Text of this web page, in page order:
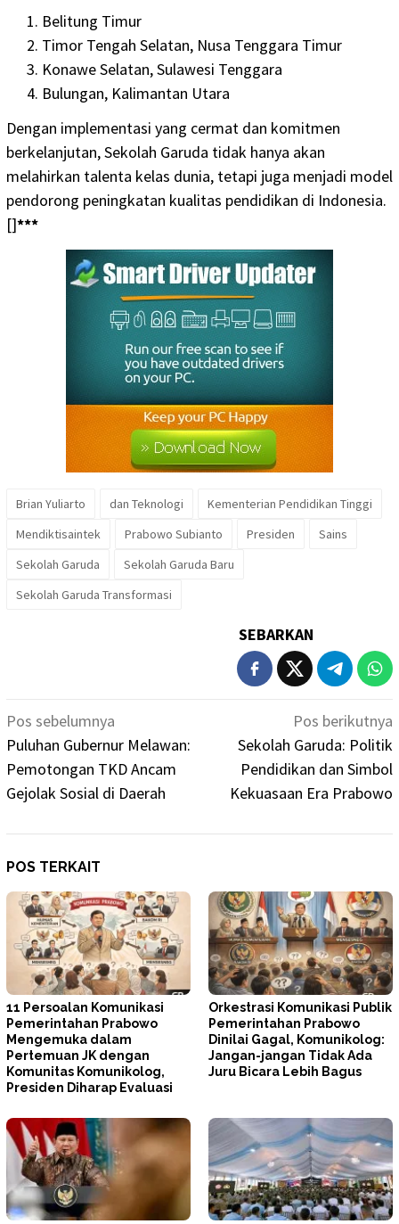
Belitung Timur
Timor Tengah Selatan, Nusa Tenggara Timur
Konawe Selatan, Sulawesi Tenggara
Bulungan, Kalimantan Utara
Dengan implementasi yang cermat dan komitmen
berkelanjutan, Sekolah Garuda tidak hanya akan
melahirkan talenta kelas dunia, tetapi juga menjadi model
pendorong peningkatan kualitas pendidikan di Indonesia.
[]***
Brian Yuliarto dan Teknologi
Kementerian Pendidikan Tinggi
Mendiktisaintek
Prabowo Subianto Presiden
Sains
Sekolah Garuda
Sekolah Garuda Baru
Sekolah Garuda Transformasi
SEBARKAN
Navigasi
pos
Pos sebelumnya
Puluhan Gubernur Melawan:
Pemotongan TKD Ancam
Gejolak Sosial di Daerah
Pos berikutnya
Sekolah Garuda: Politik
Pendidikan dan Simbol
Kekuasaan Era Prabowo
POS TERKAIT
11 Persoalan Komunikasi
Pemerintahan Prabowo
Mengemuka dalam
Pertemuan JK dengan
Komunitas Komunikolog,
Presiden Diharap Evaluasi
Orkestrasi Komunikasi Publik
Pemerintahan Prabowo
Dinilai Gagal, Komunikolog:
Jangan-jangan Tidak Ada
Juru Bicara Lebih Bagus